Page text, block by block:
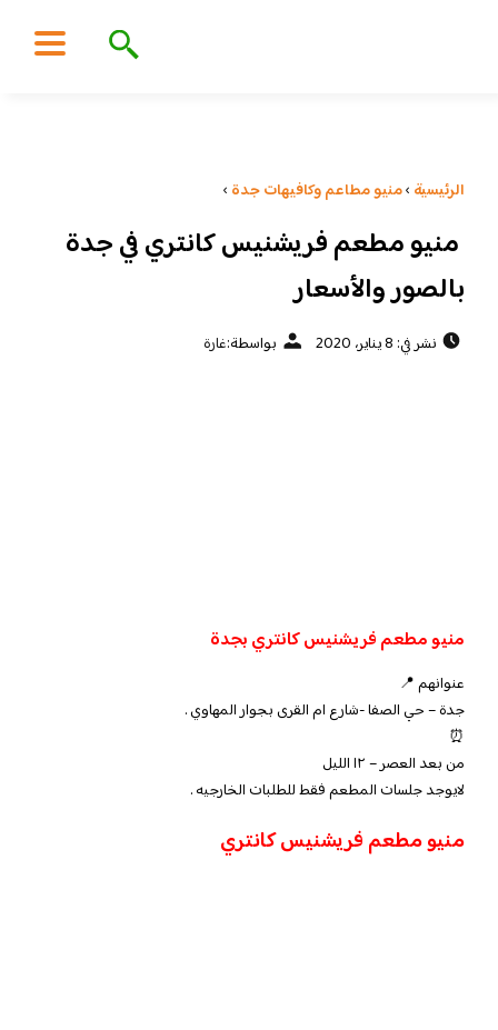
الرئيسية ›منيو مطاعم وكافيهات جدة ›
منيو مطعم فريشنيس كانتري في جدة
بالصور والأسعار
نشر في: 8 يناير، 2020 بواسطة:غارة
منيو مطعم فريشنيس كانتري بجدة
عنوانهم 📍
جدة – حي الصفا -شارع ام القرى بجوار المهاوي .
⏰
من بعد العصر – ١٢ الليل
لايوجد جلسات المطعم فقط للطلبات الخارجيه .
منيو مطعم فريشنيس كانتري